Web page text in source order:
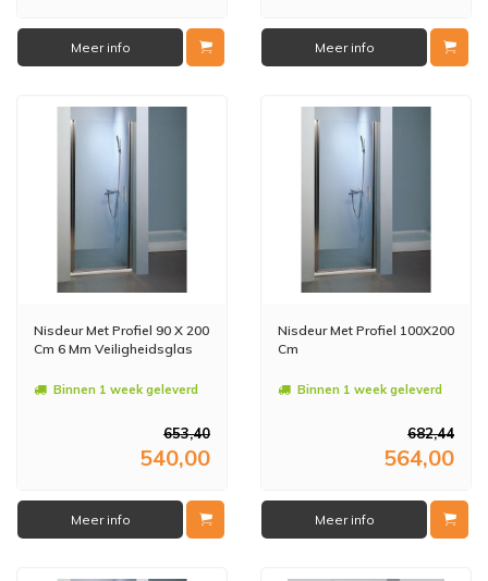
Meer info Meer info
Nisdeur Met Profiel 90 X 200
Cm 6 Mm Veiligheidsglas
Binnen 1 week geleverd
653,40
540,00
Meer info
Nisdeur Met Profiel 100X200
Cm
Binnen 1 week geleverd
682,44
564,00
Meer info